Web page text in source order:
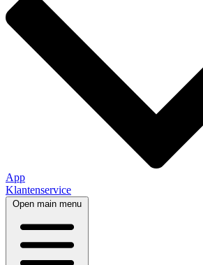
App
Klantenservice
Open main menu